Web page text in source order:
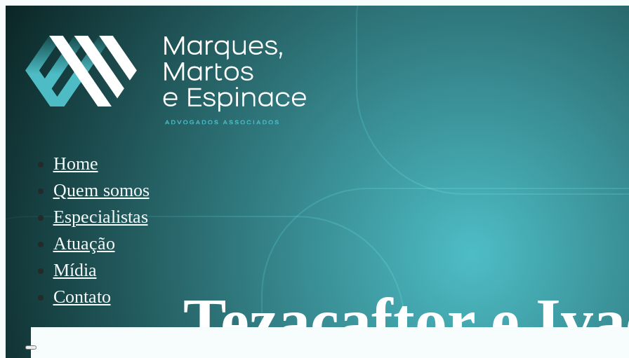
Home
Quem somos
Especialistas
Atuação
Mídia
Contato
Tezacaftor e